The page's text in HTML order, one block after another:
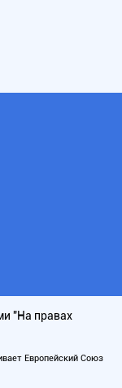
"На правах
Европейский Союз